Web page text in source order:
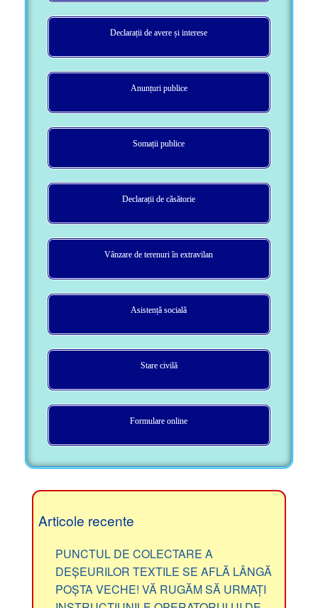
Declarații de avere și interese
Anunțuri publice
Somații publice
Declarații de căsătorie
Vânzare de terenuri în extravilan
Asistență socială
Stare civilă
Formulare online
Articole recente
PUNCTUL DE COLECTARE A
DEȘEURILOR TEXTILE SE AFLĂ LÂNGĂ
POȘTA VECHE! VĂ RUGĂM SĂ URMAȚI